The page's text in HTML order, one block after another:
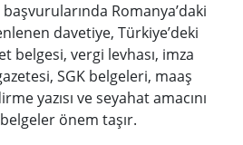
Romanya’daki
davetiye, Türkiye’deki
belgesi, vergi levhası, imza
SGK belgeleri, maaş
yazısı ve seyahat amacını
önem taşır.